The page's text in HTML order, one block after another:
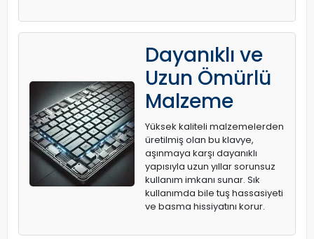
Dayanıklı ve
Uzun Ömürlü
Malzeme
Yüksek kaliteli malzemelerden
üretilmiş olan bu klavye,
aşınmaya karşı dayanıklı
yapısıyla uzun yıllar sorunsuz
kullanım imkanı sunar. Sık
kullanımda bile tuş hassasiyeti
ve basma hissiyatını korur.